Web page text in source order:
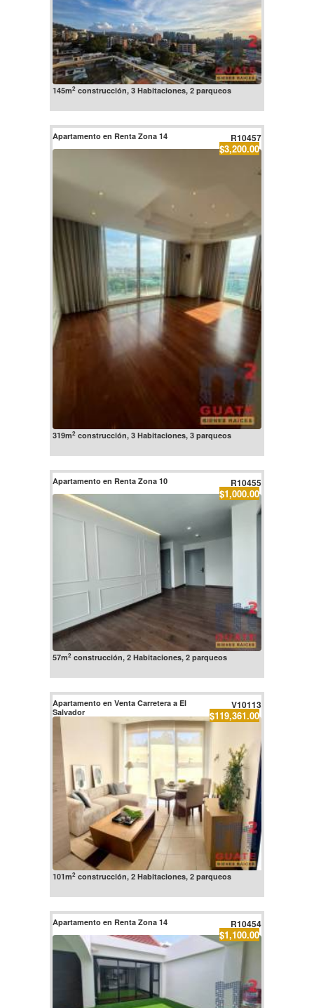
145m2construcción, 3 Habitaciones, 2 parqueos
Apartamento en Renta Zona 14 R10457
$3,200.00
319m2construcción, 3 Habitaciones, 3 parqueos
Apartamento en Renta Zona 10 R10455
$1,000.00
57m2construcción, 2 Habitaciones, 2 parqueos
Apartamento en Venta Carretera a El
Salvador
V10113
$119,361.00
101m2construcción, 2 Habitaciones, 2 parqueos
Apartamento en Renta Zona 14 R10454
$1,100.00